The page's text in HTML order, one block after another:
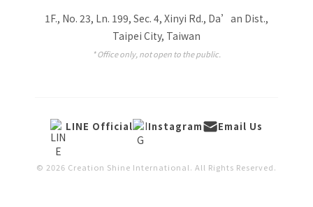
1F., No. 23, Ln. 199, Sec. 4, Xinyi Rd., Da’an Dist.,
Taipei City, Taiwan
* Office only, not open to the public.
LINE Official Instagram Email Us
© 2026 Creation Shine International. All Rights Reserved.